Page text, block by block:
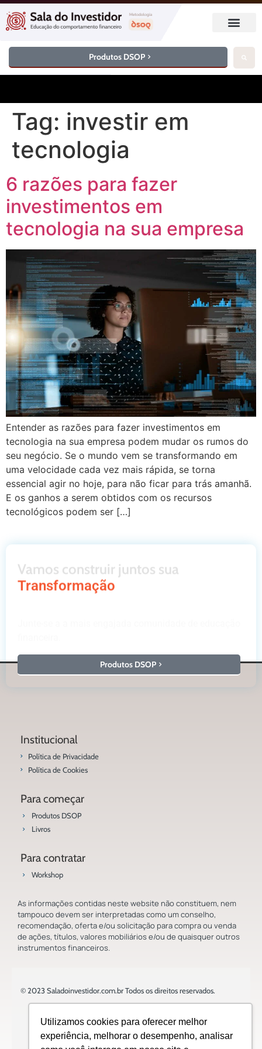
Utilizamos cookies para oferecer melhor
experiência, melhorar o desempenho, analisar
Produtos DSOP
Tag: investir em
tecnologia
6 razões para fazer
investimentos em
tecnologia na sua empresa
Entender as razões para fazer investimentos em
tecnologia na sua empresa podem mudar os rumos do
seu negócio. Se o mundo vem se transformando em
uma velocidade cada vez mais rápida, se torna
essencial agir no hoje, para não ficar para trás amanhã.
E os ganhos a serem obtidos com os recursos
tecnológicos podem ser […]
Vamos construir juntos sua
Transformação
Produtos DSOP
Institucional
Política de Privacidade
Política de Cookies
Para começar
Produtos DSOP
Livros
Para contratar
Workshop
As informações contidas neste website não constituem, nem
tampouco devem ser interpretadas como um conselho,
recomendação, oferta e/ou solicitação para compra ou venda
de ações, títulos, valores mobiliários e/ou de quaisquer outros
instrumentos financeiros.
© 2023 Saladoinvestidor.com.br Todos os direitos reservados.